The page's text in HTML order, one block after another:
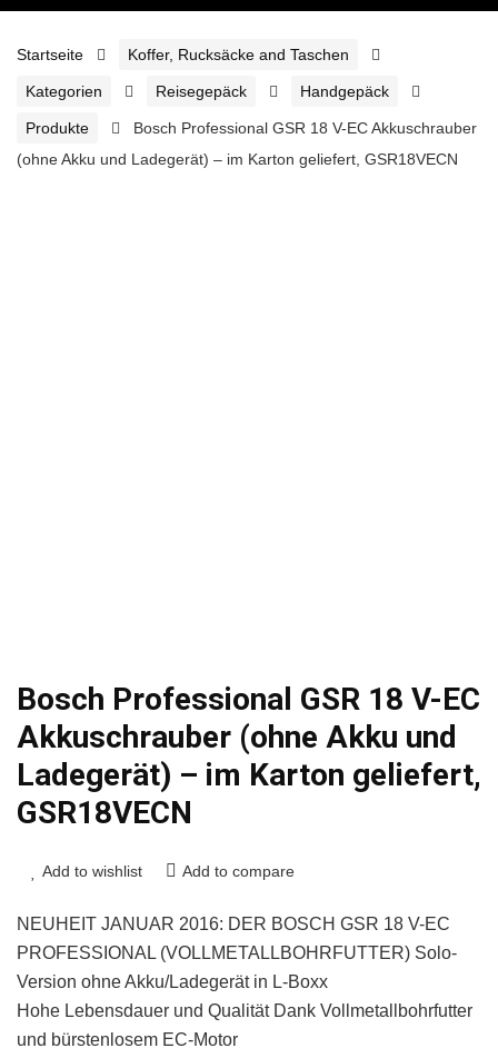
Startseite Koffer, Rucksäcke and Taschen
Kategorien Reisegepäck Handgepäck
Produkte
Bosch Professional GSR 18 V-EC Akkuschrauber
(ohne Akku und Ladegerät) – im Karton geliefert, GSR18VECN
Bosch Professional GSR 18 V-EC
Akkuschrauber (ohne Akku und
Ladegerät) – im Karton geliefert,
GSR18VECN
Add to wishlist Add to compare
NEUHEIT JANUAR 2016: DER BOSCH GSR 18 V-EC
PROFESSIONAL (VOLLMETALLBOHRFUTTER) Solo-
Version ohne Akku/Ladegerät in L-Boxx
Hohe Lebensdauer und Qualität Dank Vollmetallbohrfutter
und bürstenlosem EC-Motor